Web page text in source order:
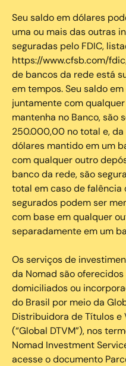
Seu saldo em dólares
uma ou mais das outras
seguradas pelo FDIC,
https://www.cfsb.com/
de bancos da rede está
em tempos. Seu saldo
juntamente com
mantenha no Banco, são
250.000,00 no total e, da
dólares mantido em um
com qualquer outro
banco da rede, são
total em caso de falência
segurados podem ser
com base em qualquer
separadamente em um
Os serviços de
da Nomad são
domiciliados ou
do Brasil por meio da
Distribuidora de Títulos e
(“Global DTVM”), nos
Nomad Investment
acesse o documento